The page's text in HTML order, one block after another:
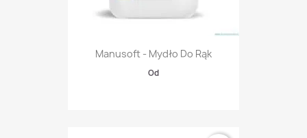
Manusoft - Mydło Do Rąk
Od